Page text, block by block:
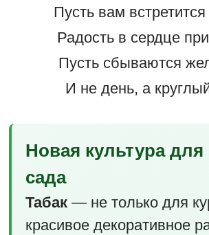
Пусть вам
Радость в сердце
Пусть сбываются
И не день, а
Новая культура для
сада
Табак— не только для
красивое декоративное